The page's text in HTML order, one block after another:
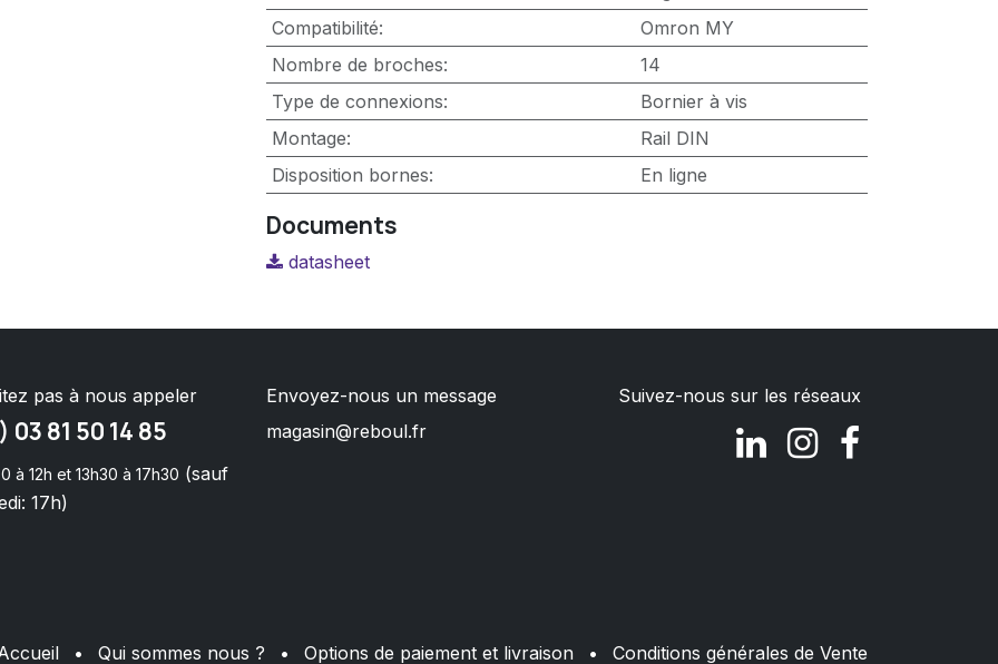
Compatibilité:
Omron MY
Nombre de broches:
14
Type de connexions:
Bornier à vis
Montage:
Rail DIN
Disposition bornes: En ligne
Documents
datasheet
pas à nous appeler
03 81 50 14 85
à 12h et 13h30 à 17h30 (sauf
17h)
Envoyez-nous un message
magasin@reboul.fr
Suivez-nous sur les réseaux
• Qui sommes nous ? • Options de paiement et livraison • Conditions générales de Vente